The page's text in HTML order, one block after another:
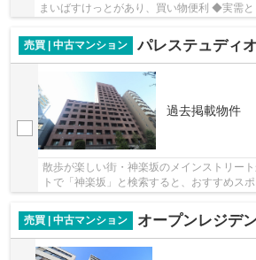
まいばすけっとがあり、買い物便利 ◆実需と
売買 | 中古マンション
パレステュディオ神
過去掲載物件
散歩が楽しい街・神楽坂のメインストリー
トで「神楽坂」と検索すると、おすすめス
売買 | 中古マンション オープンレジデンシ